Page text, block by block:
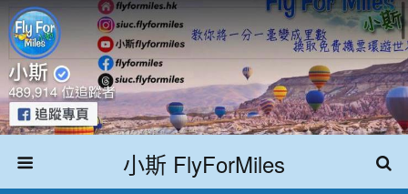
小斯 FlyForMiles